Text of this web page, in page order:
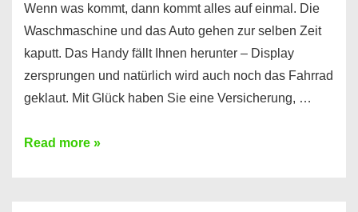
Wenn was kommt, dann kommt alles auf einmal. Die
Waschmaschine und das Auto gehen zur selben Zeit
kaputt. Das Handy fällt Ihnen herunter – Display
zersprungen und natürlich wird auch noch das Fahrrad
geklaut. Mit Glück haben Sie eine Versicherung, …
Ferratum
Read more »